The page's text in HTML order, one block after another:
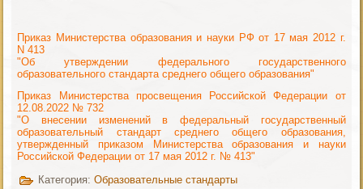
Приказ Министерства образования и науки РФ от 17 мая 2012 г.
N 413
"Об утверждении федерального государственного
образовательного стандарта среднего общего образования"
Приказ Министерства просвещения Российской Федерации от
12.08.2022 № 732
"О внесении изменений в федеральный государственный
образовательный стандарт среднего общего образования,
утвержденный приказом Министерства образования и науки
Российской Федерации от 17 мая 2012 г. № 413"
Категория:Образовательные стандарты